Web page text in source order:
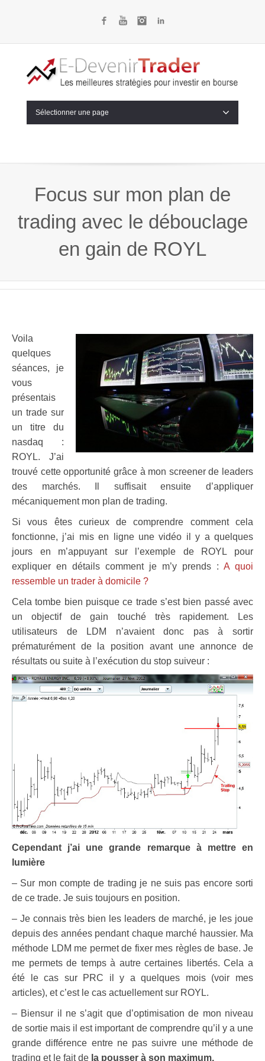
FacebookYouTubeInstagram
Sélectionner une page
Focus sur mon plan de
trading avec le débouclage
en gain de ROYL
Voila
quelques
séances, je
vous
présentais
un trade sur
un titre du
nasdaq :
ROYL. J’ai
trouvé cette opportunité grâce à mon screener de leaders
des marchés. Il suffisait ensuite d’appliquer
mécaniquement mon plan de trading.
Si vous êtes curieux de comprendre comment cela
fonctionne, j’ai mis en ligne une vidéo il y a quelques
jours en m’appuyant sur l’exemple de ROYL pour
expliquer en détails comment je m’y prends : A quoi
ressemble un trader à domicile ?
Cela tombe bien puisque ce trade s’est bien passé avec
un objectif de gain touché très rapidement. Les
utilisateurs de LDM n’avaient donc pas à sortir
prématurément de la position avant une annonce de
résultats ou suite à l’exécution du stop suiveur :
Cependant j’ai une grande remarque à mettre en
lumière
– Sur mon compte de trading je ne suis pas encore sorti
de ce trade. Je suis toujours en position.
– Je connais très bien les leaders de marché, je les joue
depuis des années pendant chaque marché haussier. Ma
méthode LDM me permet de fixer mes règles de base. Je
me permets de temps à autre certaines libertés. Cela a
été le cas sur PRC il y a quelques mois (voir mes
articles), et c’est le cas actuellement sur ROYL.
– Biensur il ne s’agit que d’optimisation de mon niveau
de sortie mais il est important de comprendre qu’il y a une
grande différence entre ne pas suivre une méthode de
trading et le fait de la pousser à son maximum.